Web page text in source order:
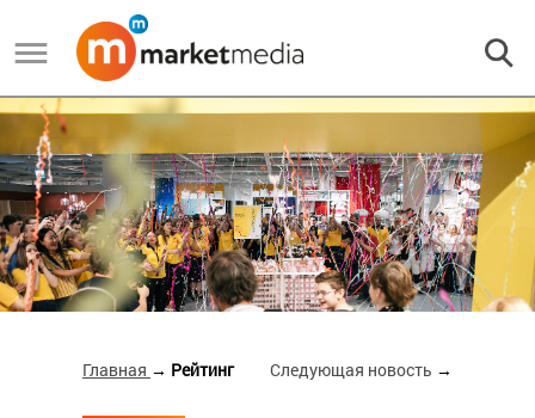
Главная → Рейтинг Следующая новость →